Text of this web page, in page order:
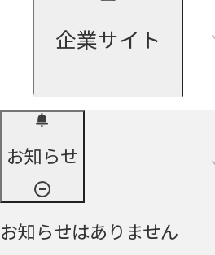
企業サイト
お知らせ
お知らせはありません